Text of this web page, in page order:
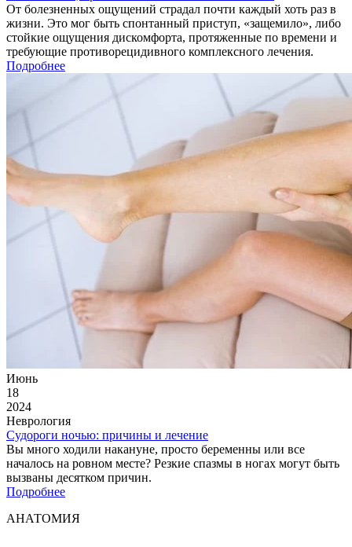
От болезненных ощущений страдал почти каждый хоть раз в
жизни. Это мог быть спонтанный приступ, «защемило», либо
стойкие ощущения дискомфорта, протяженные по времени и
требующие противорецидивного комплексного лечения.
Подробнее
Июнь
18
2024
Неврология
Судороги ночью: причины и лечение
Вы много ходили накануне, просто беременны или все
началось на ровном месте? Резкие спазмы в ногах могут быть
вызваны десятком причин.
Подробнее
АНАТОМИЯ